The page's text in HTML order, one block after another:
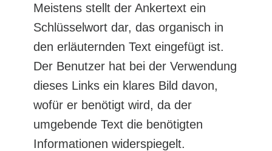
Meistens stellt der Ankertext ein
Schlüsselwort dar, das organisch in
den erläuternden Text eingefügt ist.
Der Benutzer hat bei der Verwendung
dieses Links ein klares Bild davon,
wofür er benötigt wird, da der
umgebende Text die benötigten
Informationen widerspiegelt.